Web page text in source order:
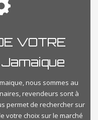
VOTRE
nous sommes au
revendeurs sont à
permet de rechercher sur
votre choix sur le marché